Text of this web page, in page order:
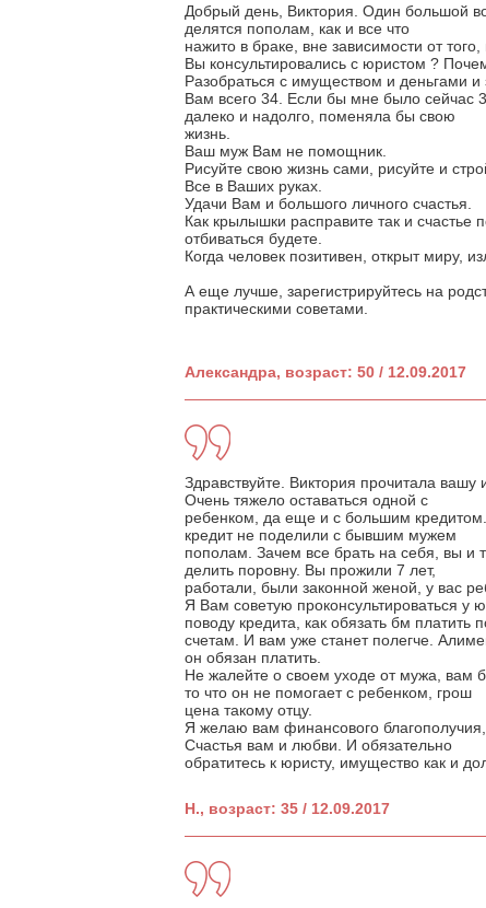
Добрый день, Виктория. Один большой
делятся пополам, как и все что
нажито в браке, вне зависимости от
Вы консультировались с юристом ?
Разобраться с имуществом и деньгами
Вам всего 34. Если бы мне было сейчас
далеко и надолго, поменяла бы свою
жизнь.
Ваш муж Вам не помощник.
Рисуйте свою жизнь сами, рисуйте и
Все в Ваших руках.
Удачи Вам и большого личного счастья.
Как крылышки расправите так и
отбиваться будете.
Когда человек позитивен, открыт миру,
А еще лучше, зарегистрируйтесь на
практическими советами.
Александра, возраст: 50 / 12.09.2017
Здравствуйте. Виктория прочитала вашу
Очень тяжело оставаться одной с
ребенком, да еще и с большим
кредит не поделили с бывшим мужем
пополам. Зачем все брать на себя, вы и
делить поровну. Вы прожили 7 лет,
работали, были законной женой, у вас
Я Вам советую проконсультироваться у
поводу кредита, как обязать бм платить
счетам. И вам уже станет полегче.
он обязан платить.
Не жалейте о своем уходе от мужа, вам
то что он не помогает с ребенком, грош
цена такому отцу.
Я желаю вам финансового благополучия,
Счастья вам и любви. И обязательно
обратитесь к юристу, имущество как и
Н., возраст: 35 / 12.09.2017